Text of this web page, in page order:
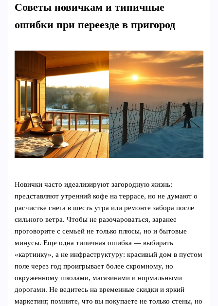
Советы новичкам и типичные
ошибки при переезде в пригород
Новички часто идеализируют загородную жизнь:
представляют утренний кофе на террасе, но не думают о
расчистке снега в шесть утра или ремонте забора после
сильного ветра. Чтобы не разочароваться, заранее
проговорите с семьей не только плюсы, но и бытовые
минусы. Еще одна типичная ошибка — выбирать
«картинку», а не инфраструктуру: красивый дом в пустом
поле через год проигрывает более скромному, но
окруженному школами, магазинами и нормальными
дорогами. Не ведитесь на временные скидки и яркий
маркетинг, помните, что вы покупаете не только стены, но